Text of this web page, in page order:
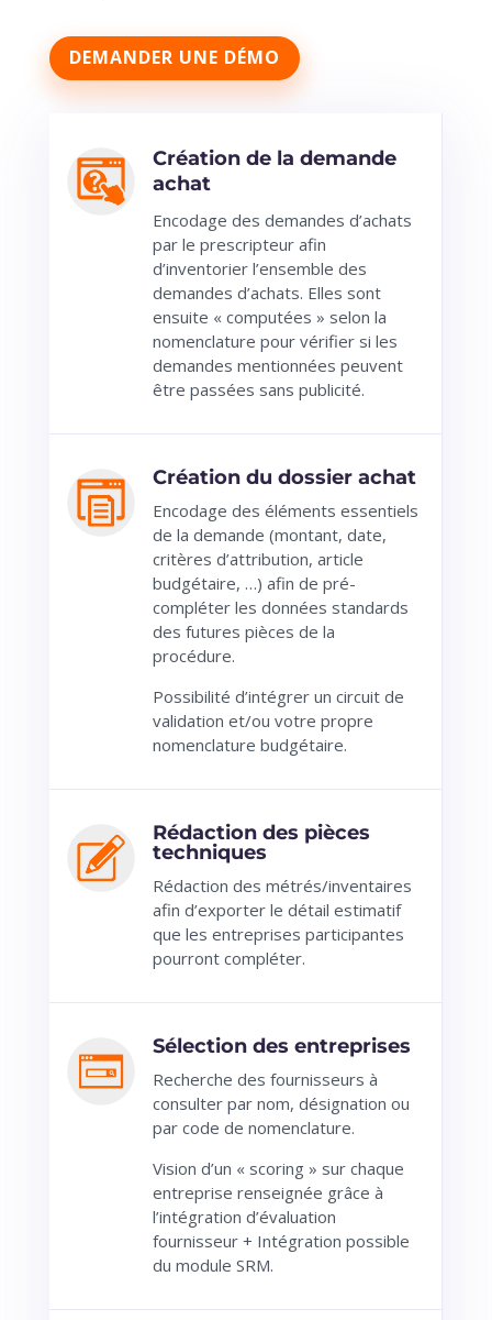
DEMANDER UNE DÉMO
Création de la demande
achat
Encodage des demandes d’achats
par le prescripteur afin
d’inventorier l’ensemble des
demandes d’achats. Elles sont
ensuite « computées » selon la
nomenclature pour vérifier si les
demandes mentionnées peuvent
être passées sans publicité.
Création du dossier achat
Encodage des éléments essentiels
de la demande (montant, date,
critères d’attribution, article
budgétaire, …) afin de pré-
compléter les données standards
des futures pièces de la
procédure.
Possibilité d’intégrer un circuit de
validation et/ou votre propre
nomenclature budgétaire.
Rédaction des pièces
techniques
Rédaction des métrés/inventaires
afin d’exporter le détail estimatif
que les entreprises participantes
pourront compléter.
Sélection des entreprises
Recherche des fournisseurs à
consulter par nom, désignation ou
par code de nomenclature.
Vision d’un « scoring » sur chaque
entreprise renseignée grâce à
l’intégration d’évaluation
fournisseur + Intégration possible
du module SRM.